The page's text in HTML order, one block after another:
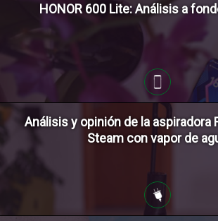
HONOR 600 Lite: Análisis a
Análisis y opinión de la aspiradora
Steam con vapor de